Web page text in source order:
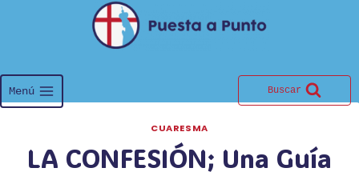
Menú Buscar
CUARESMA
LA CONFESIÓN; Una Guía